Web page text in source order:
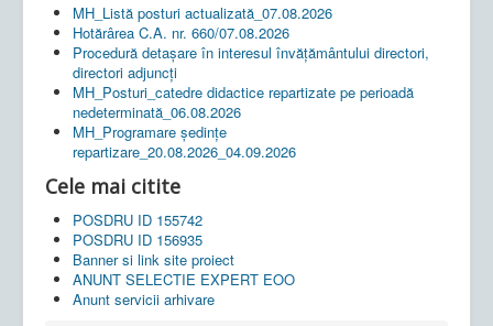
MH_Listă posturi actualizată_07.08.2026
Hotărârea C.A. nr. 660/07.08.2026
Procedură detașare în interesul învățământului directori,
directori adjuncți
MH_Posturi_catedre didactice repartizate pe perioadă
nedeterminată_06.08.2026
MH_Programare ședințe
repartizare_20.08.2026_04.09.2026
Cele mai citite
POSDRU ID 155742
POSDRU ID 156935
Banner si link site proiect
ANUNT SELECTIE EXPERT EOO
Anunt servicii arhivare